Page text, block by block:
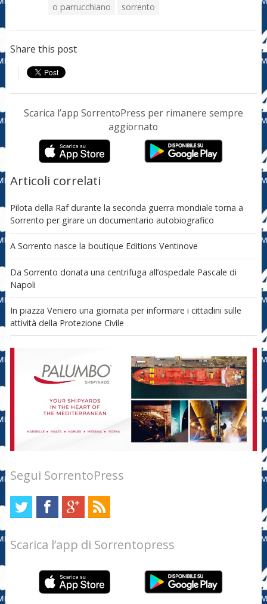
o parrucchiano
sorrento
Share this post
Scarica l’app SorrentoPress per rimanere sempre
aggiornato
Articoli correlati
Pilota della Raf durante la seconda guerra mondiale torna a
Sorrento per girare un documentario autobiografico
A Sorrento nasce la boutique Editions Ventinove
Da Sorrento donata una centrifuga all’ospedale Pascale di
Napoli
In piazza Veniero una giornata per informare i cittadini sulle
attività della Protezione Civile
Segui SorrentoPress
Scarica l’app di Sorrentopress